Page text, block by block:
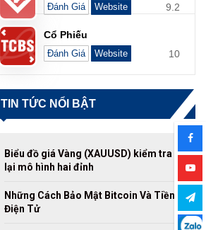
Đánh Giá Website 9.2
Cổ Phiếu
Đánh Giá Website 10
TIN TỨC NỔI BẬT
Biểu đồ giá Vàng (XAUUSD) kiểm tra
lại mô hình hai đỉnh
Những Cách Bảo Mật Bitcoin Và Tiền
Điện Tử